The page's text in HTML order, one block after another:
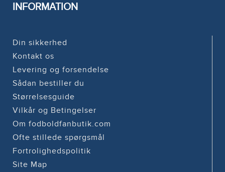
INFORMATION
Din sikkerhed
Kontakt os
Levering og forsendelse
Sådan bestiller du
Størrelsesguide
Vilkår og Betingelser
Om fodboldfanbutik.com
Ofte stillede spørgsmål
Fortrolighedspolitik
Site Map